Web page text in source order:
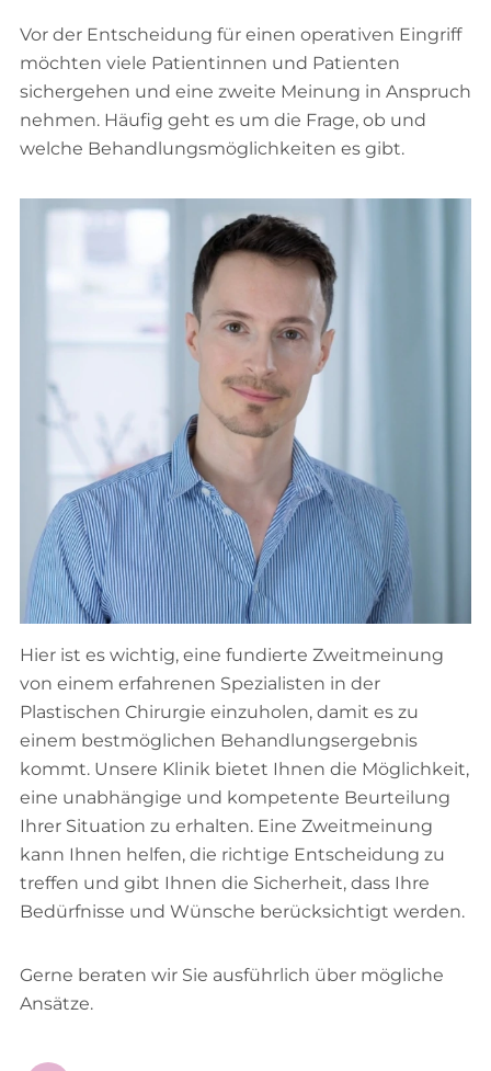
Vor der Entscheidung für einen operativen Eingriff
möchten viele Patientinnen und Patienten
sichergehen und eine zweite Meinung in Anspruch
nehmen. Häufig geht es um die Frage, ob und
welche Behandlungsmöglichkeiten es gibt.
Hier ist es wichtig, eine fundierte Zweitmeinung
von einem erfahrenen Spezialisten in der
Plastischen Chirurgie einzuholen, damit es zu
einem bestmöglichen Behandlungsergebnis
kommt. Unsere Klinik bietet Ihnen die Möglichkeit,
eine unabhängige und kompetente Beurteilung
Ihrer Situation zu erhalten. Eine Zweitmeinung
kann Ihnen helfen, die richtige Entscheidung zu
treffen und gibt Ihnen die Sicherheit, dass Ihre
Bedürfnisse und Wünsche berücksichtigt werden.
Gerne beraten wir Sie ausführlich über mögliche
Ansätze.